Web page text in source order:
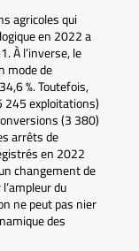
agricoles qui
en 2022 a
À l’inverse, le
mode de
%. Toutefois,
245 exploitations)
(3 380)
arrêts de
en 2022
changement de
du
ne peut pas nier
des